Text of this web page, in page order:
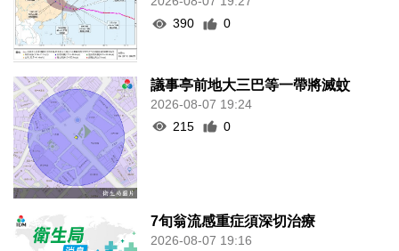
390
0
議事亭前地大三巴等一帶將滅蚊
2026-08-07 19:24
215
0
7旬翁流感重症須深切治療
2026-08-07 19:16